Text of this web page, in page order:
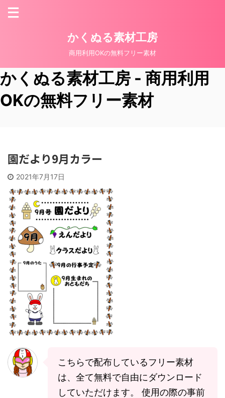
かくぬる素材工房
商用利用OKの無料フリー素材
かくぬる素材工房 - 商用利用
OKの無料フリー素材
園だより9月カラー
2021年7月17日
こちらで配布しているフリー素材
は、全て無料で自由にダウンロード
していただけます。 使用の際の事前